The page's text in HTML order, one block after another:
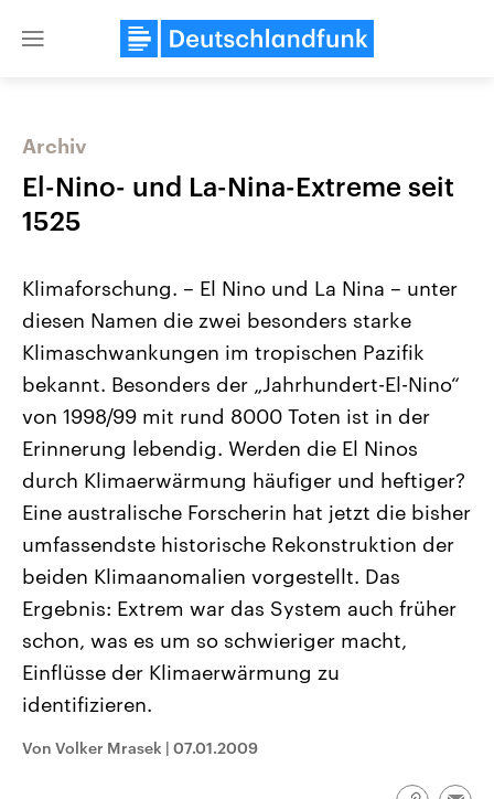
Close
Landtagswahl Sachsen-Anhalt
Alle Informationen
Sachsen-Anhalt wählt am 6.
September 2026 einen neuen
Landtag. Seit 2021 wird das
Bundesland von einer Koalition aus
CDU, SPD und FDP regiert.-
Umfragen, Prognosen,
Wahlprogramme, aktuelle Berichte
und Kandidaten der anstehenden
USA
Hintergründe
Wirtschaftlich und
gehören die Vereinigten
den mächtigsten Ländern
mit großem Einfluss auf
aktuelle Weltgeschehen.
Audio-Archiv
Archiv
El-Nino- und La-Nina-Extreme seit
1525
Klimaforschung. – El Nino und La Nina – unter
diesen Namen die zwei besonders starke
Klimaschwankungen im tropischen Pazifik
bekannt. Besonders der „Jahrhundert-El-Nino“
von 1998/99 mit rund 8000 Toten ist in der
Erinnerung lebendig. Werden die El Ninos
durch Klimaerwärmung häufiger und heftiger?
Eine australische Forscherin hat jetzt die bisher
umfassendste historische Rekonstruktion der
beiden Klimaanomalien vorgestellt. Das
Ergebnis: Extrem war das System auch früher
schon, was es um so schwieriger macht,
Einflüsse der Klimaerwärmung zu
identifizieren.
Von Volker Mrasek | 07.01.2009